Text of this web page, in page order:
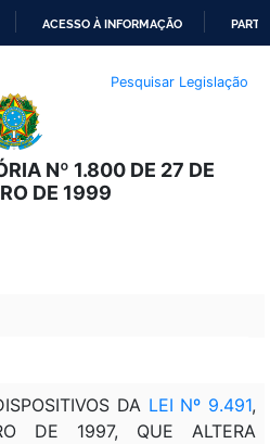
O
CONTEÚDO
ACESSO À INFORMAÇÃO
Pesquisar Legislação
Nº 1.800 DE 27 DE
DE 1999
DA LEI Nº 9.491,
DE 1997, QUE ALTERA